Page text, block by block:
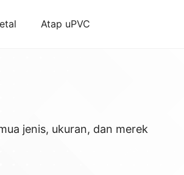
Atap uPVC
jenis, ukuran, dan merek